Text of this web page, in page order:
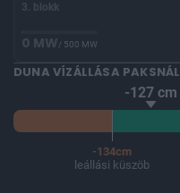
3. blokk
0 MW/ 500 MW
DUNA VÍZÁLLÁSA PAKSNÁL
-127 cm
-134cm
leállási küszöb